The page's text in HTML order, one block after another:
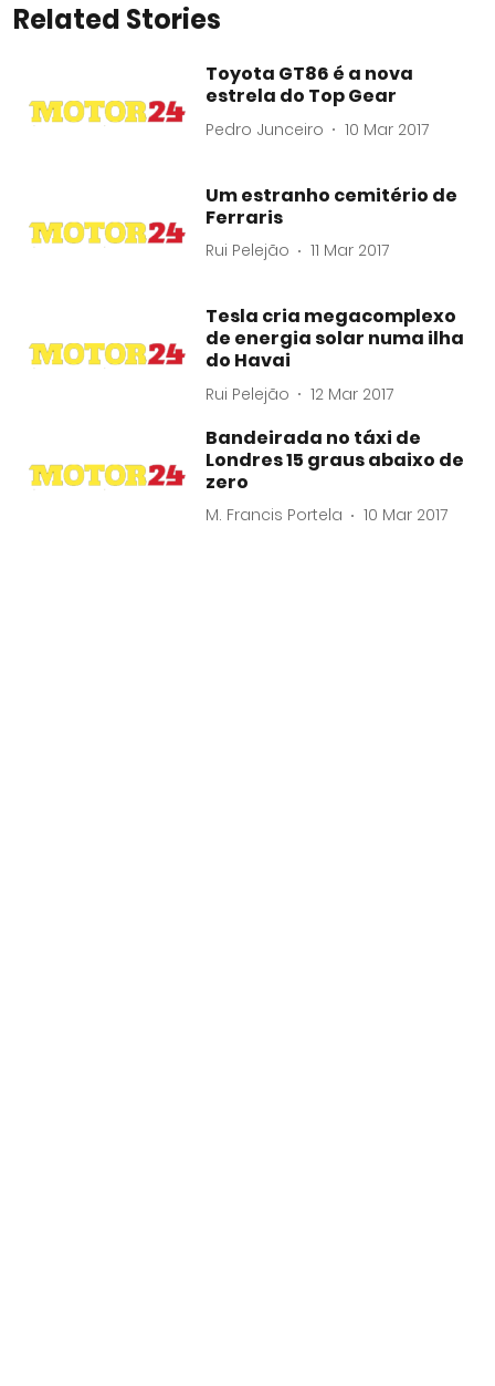
Related Stories
Toyota GT86 é a nova
estrela do Top Gear
Pedro Junceiro 10 Mar 2017
Um estranho cemitério de
Ferraris
Rui Pelejão 11 Mar 2017
Tesla cria megacomplexo
de energia solar numa ilha
do Havai
Rui Pelejão 12 Mar 2017
Bandeirada no táxi de
Londres 15 graus abaixo de
zero
M. Francis Portela 10 Mar 2017